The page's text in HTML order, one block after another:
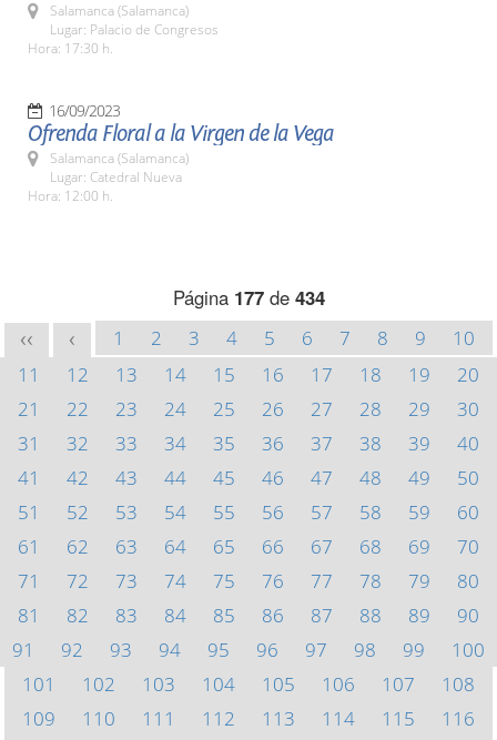
Salamanca (Salamanca)
Lugar: Palacio de Congresos
Hora: 17:30 h.
16/09/2023
Ofrenda Floral a la Virgen de la Vega
Salamanca (Salamanca)
Lugar: Catedral Nueva
Hora: 12:00 h.
Página 177de 434
<< < 1 2 3 4 5 6 7 8 9
10
11
12 13 14 15 16 17 18 19
20
21
22 23 24 25 26 27 28 29
30
31
32 33 34 35 36 37 38 39
40
41
42 43 44 45 46 47 48 49
50
51
52 53 54 55 56 57 58 59
60
61
62 63 64 65 66 67 68 69
70
71
72 73 74 75 76 77 78 79
80
81
82 83 84 85 86 87 88 89
90
91
92 93 94 95 96 97 98 99
100
101
102 103 104 105 106 107
108
109
110 111 112 113 114 115
116